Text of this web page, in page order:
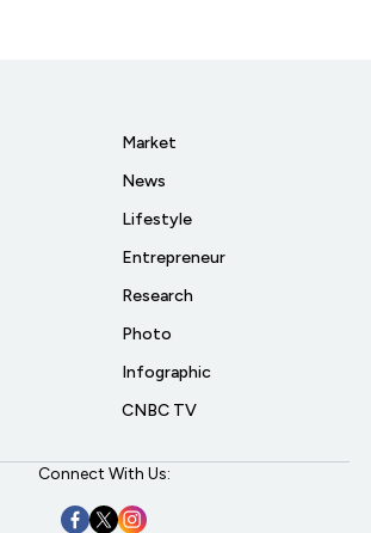
Market
News
Lifestyle
Entrepreneur
Research
Photo
Infographic
CNBC TV
Connect With Us: